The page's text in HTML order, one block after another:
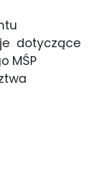
dotyczące
MŚP